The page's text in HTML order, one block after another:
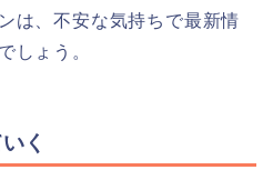
は、不安な気持ちで最新情
しょう。
く